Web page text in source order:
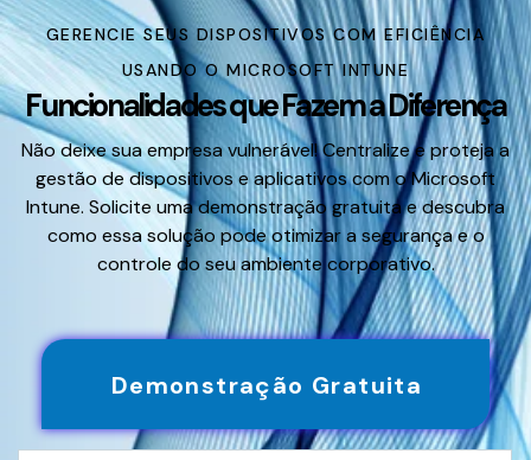
GERENCIE SEUS DISPOSITIVOS COM EFICIÊNCIA
USANDO O MICROSOFT INTUNE
Funcionalidades que Fazem a Diferença
Não deixe sua empresa vulnerável! Centralize e proteja a
gestão de dispositivos e aplicativos com o Microsoft
Intune. Solicite uma demonstração gratuita e descubra
como essa solução pode otimizar a segurança e o
controle do seu ambiente corporativo.
Demonstração Gratuita